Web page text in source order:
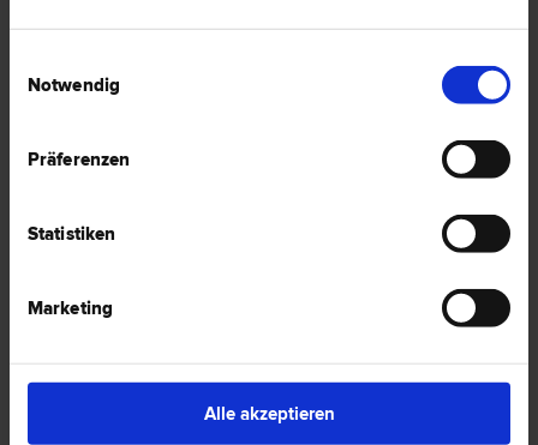
Notwendig
Präferenzen
Statistiken
Marketing
Alle akzeptieren
MMag. Eva-Maria DURCHNER
Internationales Recht | Liegenschafts- und Immobilien­recht | Erb­